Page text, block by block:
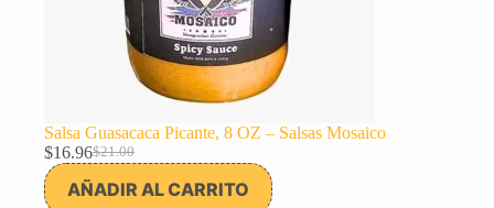
Salsa Guasacaca Picante, 8 OZ – Salsas Mosaico
$21.00
El
precio
original
$16.96El
precio
actual
AÑADIR AL CARRITO